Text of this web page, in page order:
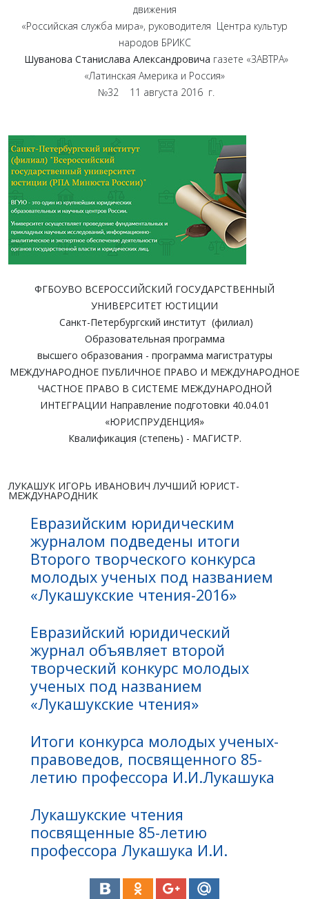
движения
«Российская служба мира», руководителя Центра культур
народов БРИКС
Шуванова Станислава Александровича газете «ЗАВТРА»
«Латинская Америка и Россия»
№32 11 августа 2016 г.
ФГБОУВО ВСЕРОССИЙСКИЙ ГОСУДАРСТВЕННЫЙ
УНИВЕРСИТЕТ ЮСТИЦИИ
Санкт-Петербургский институт (филиал)
Образовательная программа
высшего образования - программа магистратуры
МЕЖДУНАРОДНОЕ ПУБЛИЧНОЕ ПРАВО И МЕЖДУНАРОДНОЕ
ЧАСТНОЕ ПРАВО В СИСТЕМЕ МЕЖДУНАРОДНОЙ
ИНТЕГРАЦИИ Направление подготовки 40.04.01
«ЮРИСПРУДЕНЦИЯ»
Квалификация (степень) - МАГИСТР.
ЛУКАШУК ИГОРЬ ИВАНОВИЧ ЛУЧШИЙ ЮРИСТ-
МЕЖДУНАРОДНИК
Евразийским юридическим
журналом подведены итоги
Второго творческого конкурса
молодых ученых под названием
«Лукашукские чтения-2016»
Евразийский юридический
журнал объявляет второй
творческий конкурс молодых
ученых под названием
«Лукашукские чтения»
Итоги конкурса молодых ученых-
правоведов, посвященного 85-
летию профессора И.И.Лукашука
Лукашукские чтения
посвященные 85-летию
профессора Лукашука И.И.
К 85-летию со дня рождения